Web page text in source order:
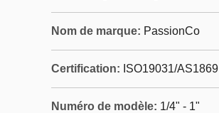
Nom de marque: PassionCo
Certification: ISO19031/AS1869
Numéro de modèle: 1/4" - 1"